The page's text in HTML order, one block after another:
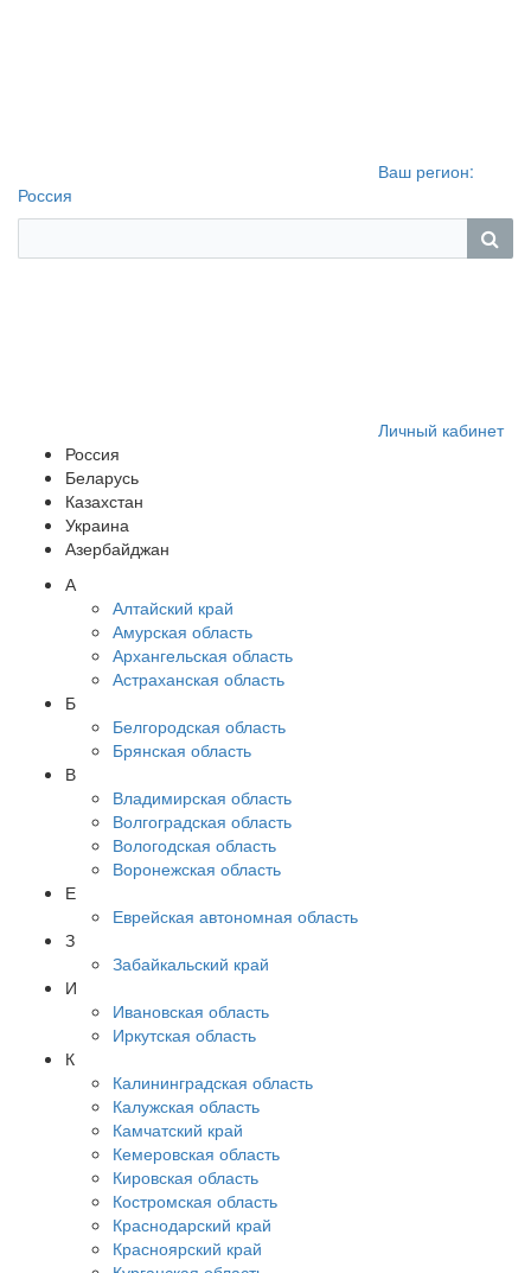
Ваш регион:
Россия
Личный кабинет
Россия
Беларусь
Казахстан
Украина
Азербайджан
А
Алтайский край
Амурская область
Архангельская область
Астраханская область
Б
Белгородская область
Брянская область
В
Владимирская область
Волгоградская область
Вологодская область
Воронежская область
Е
Еврейская автономная область
З
Забайкальский край
И
Ивановская область
Иркутская область
К
Калининградская область
Калужская область
Камчатский край
Кемеровская область
Кировская область
Костромская область
Краснодарский край
Красноярский край